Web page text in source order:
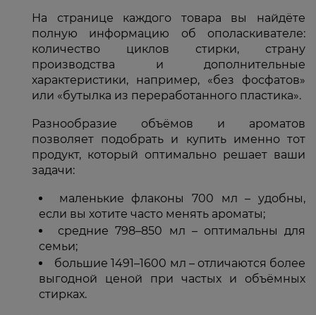
На странице каждого товара вы найдёте
полную информацию об ополаскивателе:
количество циклов стирки, страну
производства и дополнительные
характеристики, например, «без фосфатов»
или «бутылка из переработанного пластика».
Разнообразие объёмов и ароматов
позволяет подобрать и купить именно тот
продукт, который оптимально решает ваши
задачи:
маленькие флаконы 700 мл – удобны,
если вы хотите часто менять ароматы;
средние 798–850 мл – оптимальны для
семьи;
большие 1491–1600 мл – отличаются более
выгодной ценой при частых и объёмных
стирках.